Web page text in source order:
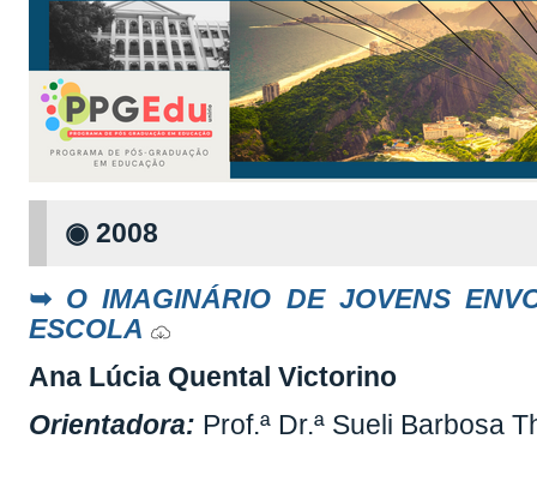
◉2008
➥ O IMAGINÁRIO DE JOVENS
ESCOLA
Ana Lúcia Quental Victorino
Orientadora: Prof.ª Dr.ª Sueli Barbosa